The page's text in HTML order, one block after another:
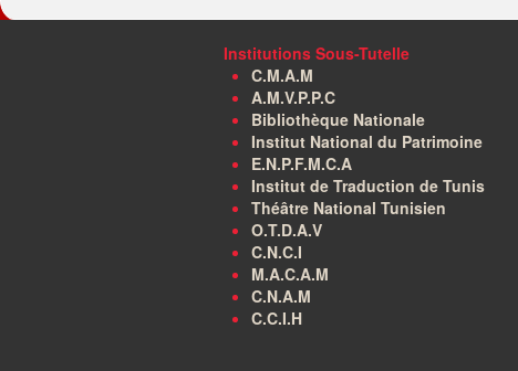
Institutions Sous-Tutelle
C.M.A.M
A.M.V.P.P.C
Bibliothèque Nationale
Institut National du Patrimoine
E.N.P.F.M.C.A
Institut de Traduction de Tunis
Théâtre National Tunisien
O.T.D.A.V
C.N.C.I
M.A.C.A.M
C.N.A.M
C.C.I.H